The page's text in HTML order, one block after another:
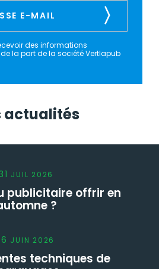
des informations
la part de la société Vertlapub
actualités
JUIL 2026
publicitaire offrir en
?
JUIN 2026
techniques de